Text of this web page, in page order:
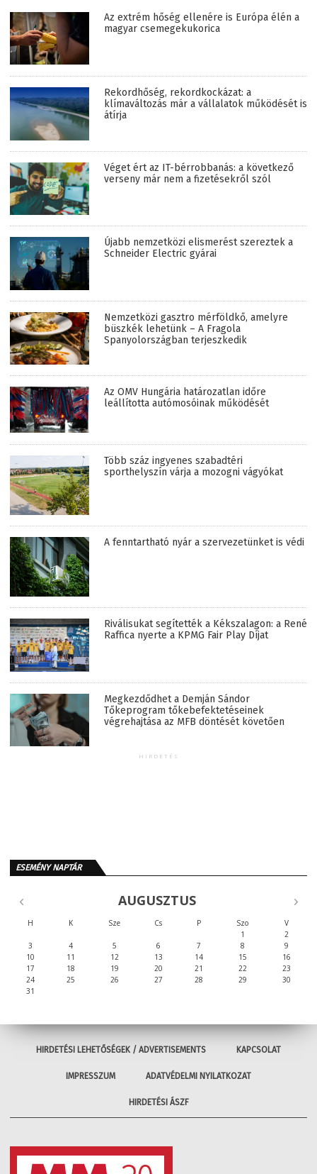
Az extrém hőség ellenére is Európa élén a
magyar csemegekukorica
Rekordhőség, rekordkockázat: a
klímaváltozás már a vállalatok működését is
átírja
Véget ért az IT-bérrobbanás: a következő
verseny már nem a fizetésekről szól
Újabb nemzetközi elismerést szereztek a
Schneider Electric gyárai
Nemzetközi gasztro mérföldkő, amelyre
büszkék lehetünk – A Fragola
Spanyolországban terjeszkedik
Az OMV Hungária határozatlan időre
leállította autómosóinak működését
Több száz ingyenes szabadtéri
sporthelyszín várja a mozogni vágyókat
A fenntartható nyár a szervezetünket is védi
Riválisukat segítették a Kékszalagon: a René
Raffica nyerte a KPMG Fair Play Díjat
Megkezdődhet a Demján Sándor
Tőkeprogram tőkebefektetéseinek
végrehajtása az MFB döntését követően
HIRDETÉS
ESEMÉNY NAPTÁR
AUGUSZTUS
H K Sze Cs P Szo
V
1
2
3
4 5 6 7 8
9
10
11 12 13 14 15
16
17
18 19 20 21 22
23
24
25 26 27 28 29
30
31
HIRDETÉSI LEHETŐSÉGEK / ADVERTISEMENTS KAPCSOLAT
IMPRESSZUM ADATVÉDELMI NYILATKOZAT
HIRDETÉSI ÁSZF